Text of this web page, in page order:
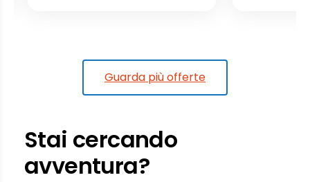
Guarda più offerte
Stai cercando
avventura?